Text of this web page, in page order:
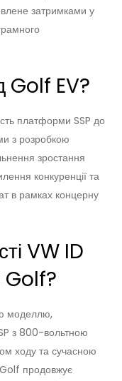
затримками у
Golf EV?
платформи SSP до
з розробкою
зростання
конкуренції та
в рамках концерну
VW ID
Golf?
моделлю,
з 800-вольтною
ходу та сучасною
продовжує